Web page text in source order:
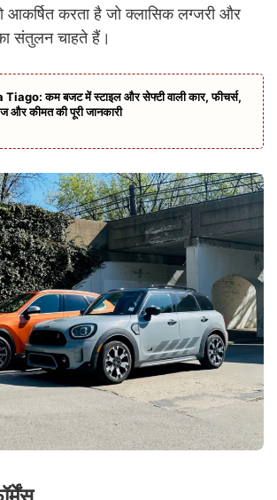
आकर्षित करता है जो क्लासिक लग्जरी और
संतुलन चाहते हैं।
Tiago: कम बजट में स्टाइल और सेफ्टी वाली कार, फीचर्स,
और कीमत की पूरी जानकारी